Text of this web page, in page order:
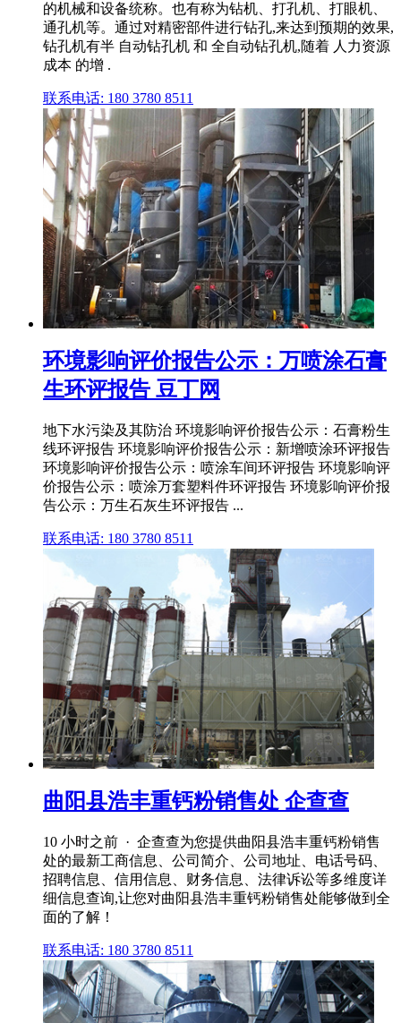
的机械和设备统称。也有称为钻机、打孔机、打眼机、
通孔机等。通过对精密部件进行钻孔,来达到预期的效果,
钻孔机有半 自动钻孔机 和 全自动钻孔机,随着 人力资源
成本 的增 .
联系电话: 180 3780 8511
环境影响评价报告公示：万喷涂石膏
生环评报告 豆丁网
地下水污染及其防治 环境影响评价报告公示：石膏粉生
线环评报告 环境影响评价报告公示：新增喷涂环评报告
环境影响评价报告公示：喷涂车间环评报告 环境影响评
价报告公示：喷涂万套塑料件环评报告 环境影响评价报
告公示：万生石灰生环评报告 ...
联系电话: 180 3780 8511
曲阳县浩丰重钙粉销售处 企查查
10 小时之前 · 企查查为您提供曲阳县浩丰重钙粉销售
处的最新工商信息、公司简介、公司地址、电话号码、
招聘信息、信用信息、财务信息、法律诉讼等多维度详
细信息查询,让您对曲阳县浩丰重钙粉销售处能够做到全
面的了解！
联系电话: 180 3780 8511